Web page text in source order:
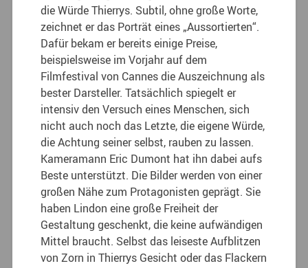
die Würde Thierrys. Subtil, ohne große Worte,
zeichnet er das Porträt eines „Aussortierten“.
Dafür bekam er bereits einige Preise,
beispielsweise im Vorjahr auf dem
Filmfestival von Cannes die Auszeichnung als
bester Darsteller. Tatsächlich spiegelt er
intensiv den Versuch eines Menschen, sich
nicht auch noch das Letzte, die eigene Würde,
die Achtung seiner selbst, rauben zu lassen.
Kameramann Eric Dumont hat ihn dabei aufs
Beste unterstützt. Die Bilder werden von einer
großen Nähe zum Protagonisten geprägt. Sie
haben Lindon eine große Freiheit der
Gestaltung geschenkt, die keine aufwändigen
Mittel braucht. Selbst das leiseste Aufblitzen
von Zorn in Thierrys Gesicht oder das Flackern